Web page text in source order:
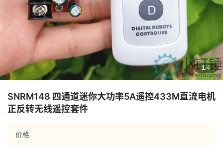
1/4
SNRM148 四通道迷你大功率5A遥控433M直流电机
正反转无线遥控套件
价格